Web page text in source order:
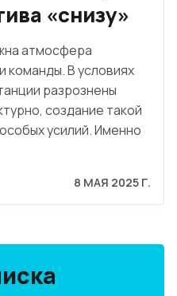
«снизу»
атмосфера
команды. В условиях
разрознены
создание такой
усилий. Именно
8 МАЯ 2025 Г.